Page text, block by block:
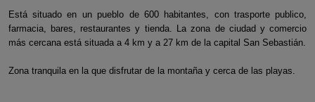
Está situado en un pueblo de 600 habitantes, con trasporte publico,
farmacia, bares, restaurantes y tienda. La zona de ciudad y comercio
más cercana está situada a 4 km y a 27 km de la capital San Sebastián.
Zona tranquila en la que disfrutar de la montaña y cerca de las playas.